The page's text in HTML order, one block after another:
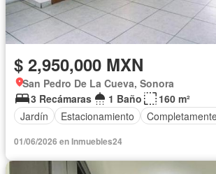
$ 2,950,000 MXN
San Pedro De La Cueva, Sonora
3 Recámaras
1 Baño
160 m²
Jardín
Estacionamiento
01/06/2026 en Inmuebles24